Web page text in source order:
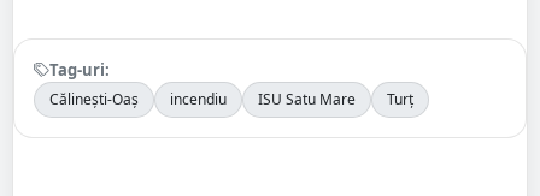
Tag-uri:
Călinești-Oaș incendiu ISU Satu Mare Turț